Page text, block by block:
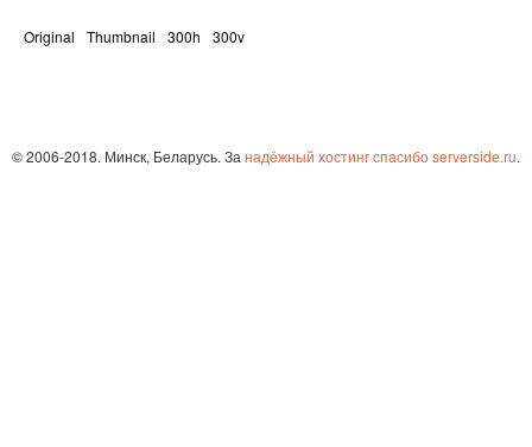
Original Thumbnail 300h 300v
© 2006-2018. Минск, Беларусь. За надёжный хостинг спасибо serverside.ru.